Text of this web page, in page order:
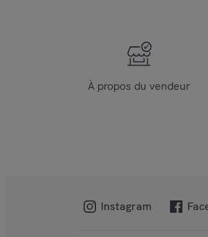
À propos du vendeur
Instagram